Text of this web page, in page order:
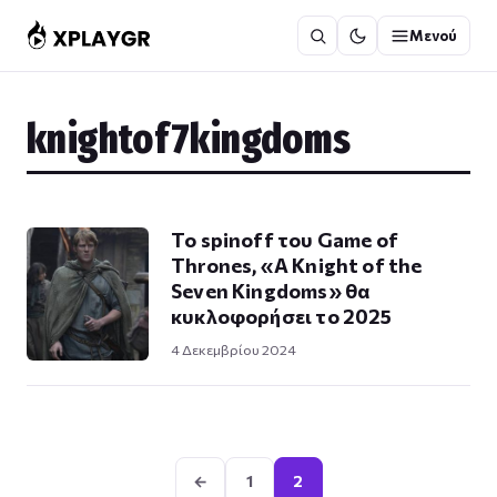
στο
περιεχόμενο
Μενού
knightof7kingdoms
Το spinoff του Game of
Thrones, «A Knight of the
Seven Kingdoms» θα
κυκλοφορήσει το 2025
4 Δεκεμβρίου 2024
άρθρων
← 1 2